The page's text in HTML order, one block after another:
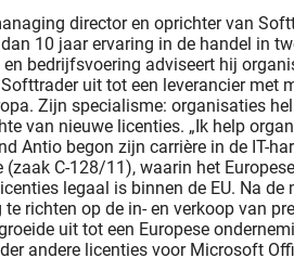
director en oprichter van
10 jaar ervaring in de handel in
bedrijfsvoering adviseert hij
uit tot een leverancier met
Zijn specialisme: organisaties
van nieuwe licenties. „Ik help
Antio begon zijn carrière in de IT-
(zaak C-128/11), waarin het
legaal is binnen de EU. Na
richten op de in- en verkoop van
uit tot een Europese
andere licenties voor Microsoft